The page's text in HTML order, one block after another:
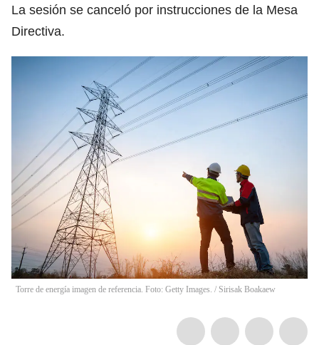
La sesión se canceló por instrucciones de la Mesa
Directiva.
Torre de energía imagen de referencia. Foto: Getty Images. / Sirisak Boakaew